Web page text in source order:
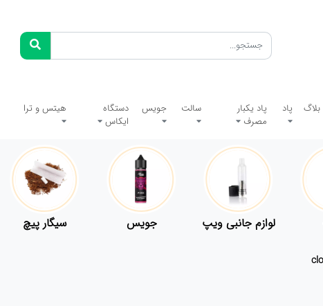
بلاگ پاد
پاد یکبار
مصرف
سالت جویس
دستگاه
ایکاس
هیتس و ترا
لوازم جانبی ویپ جویس سیگار پیچ